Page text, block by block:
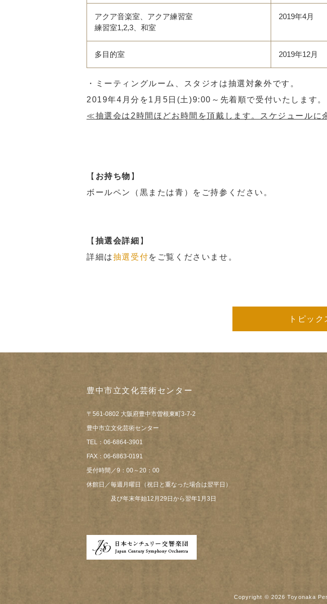
アクア音楽室、アクア練習室
練習室1,2,3、和室
2019年4月
多目的室 2019年12月
・ミーティングルーム、スタジオは抽選対象外です。
2019年4月分を1月5日(土)9:00～先着順で受付いたします。
≪抽選会は2時間ほどお時間を頂戴します。スケジュールに
【 お持ち物 】
ボールペン（黒または青）をご持参ください。
【 抽選会詳細 】
詳細は抽選受付をご覧くださいませ。
トピッ
豊中市立文化芸術センター
〒561-0802 大阪府豊中市曽根東町3-7-2
豊中市立文化芸術センター
TEL：06-6864-3901
FAX：06-6863-0191
受付時間／9：00～20：00
休館日／毎週月曜日（祝日と重なった場合は翌平日）
及び年末年始12月29日から翌年1月3日
Copyright © 2026 Toyonaka